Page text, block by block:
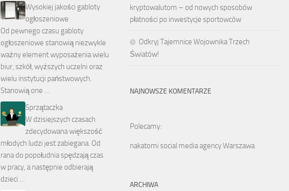
kryptowalutom – od nowych sposobów
płatności po inwestycje sportowców
Odkryj Tajemnice Wojownika Trzech
Światów!
NAJNOWSZE KOMENTARZE
Polecamy:
nakatomi social media agency Warszawa
ARCHIWA
Wysokiej jakości gabloty
ogłoszeniowe
Od pewnego czasu gabloty
ogłoszeniowe stanowią niezwykle
ważny element wyposażenia wielu
biur, szkół, wyższych uczelni oraz
wielu instytucji państwowych.
Stanowią one …
Sprzątaczka
W dzisiejszych czasach
zdecydowana większość
młodych ludzi jest zabiegana. Od
rana do popołudnia spędzają czas
w pracy, a następnie odbierają
dzieci …